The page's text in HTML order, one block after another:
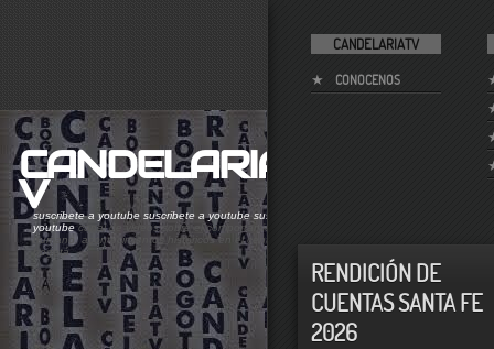
CANDELARIATV
CONOCENOS
CANDELARIAT
Vsuscribete a youtube suscribete a youtube suscribete a
youtubecanal de videos sobre el comportamiento
humano. acontecimientos históricos en el centro de
bogotá
RENDICIÓN DE
CUENTAS SANTA FE
2026